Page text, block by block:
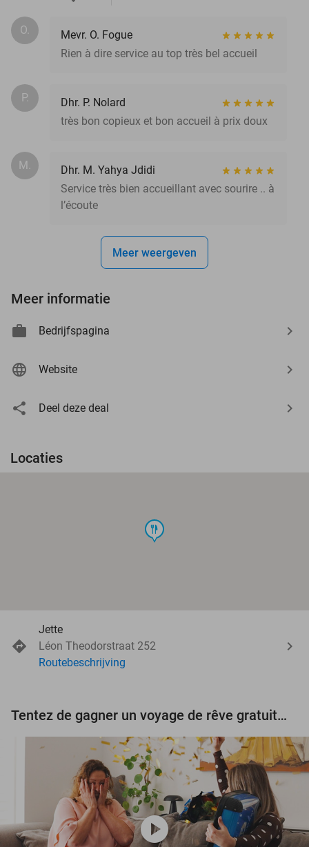
O.
Mevr. O. Fogue
Rien à dire service au top très bel accueil
P.
Dhr. P. Nolard
très bon copieux et bon accueil à prix doux
M.
Dhr. M. Yahya Jdidi
Service très bien accueillant avec sourire .. à
l’écoute
Meer weergeven
Meer informatie
Bedrijfspagina
Website
Deel deze deal
Locaties
food
Jette
Léon Theodorstraat 252
Routebeschrijving
Tentez de gagner un voyage de rêve gratuit d'une valeur de 3.000 € !
play_circle